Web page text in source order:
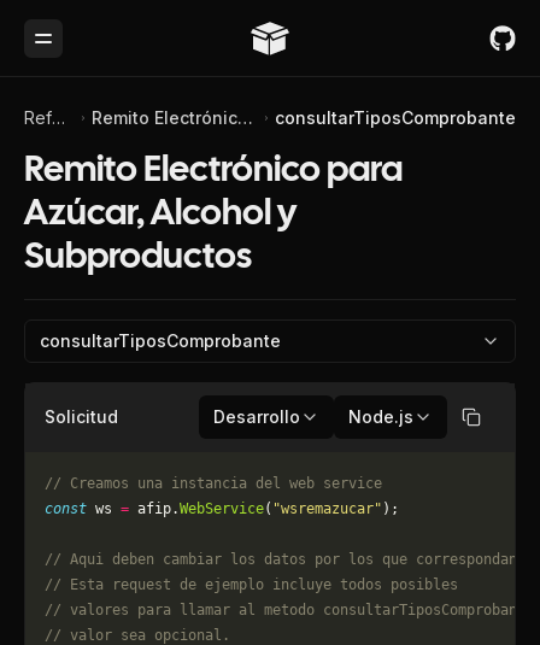
Toggle Menu
Referencia de API Remito Electrónico para Azúcar, Alcohol y Subproductos consultarTiposComprobante
Remito Electrónico para
Azúcar, Alcohol y
Subproductos
consultarTiposComprobante
Solicitud Desarrollo Node.js Copiar
// Creamos una instancia del web service
const ws = afip.WebService( "wsremazucar" );
// Aqui deben cambiar los datos por los que correspondan.
// Esta request de ejemplo incluye todos posibles
// valores para llamar al metodo
// valor sea opcional.